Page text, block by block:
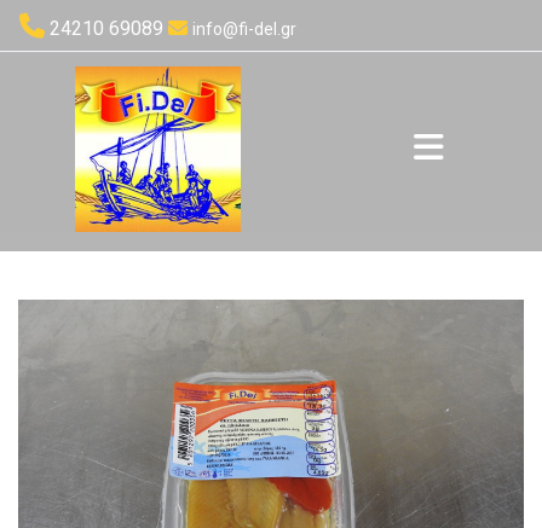
 24210 69089  info@fi-del.gr